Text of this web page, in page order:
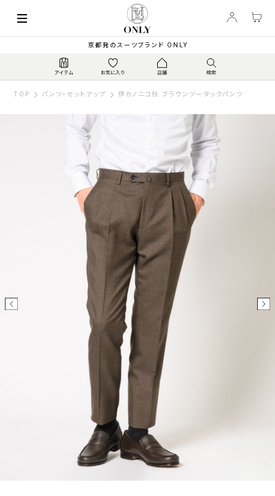
京都発のスーツブランド ONLY
TOP パンツ・セットアップ 伊カノニコ社 ブラウンツータックパンツ